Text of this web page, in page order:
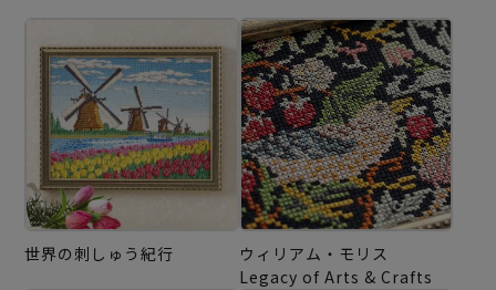
世界の刺しゅう紀行
ウィリアム・モリス
Legacy of Arts & Crafts